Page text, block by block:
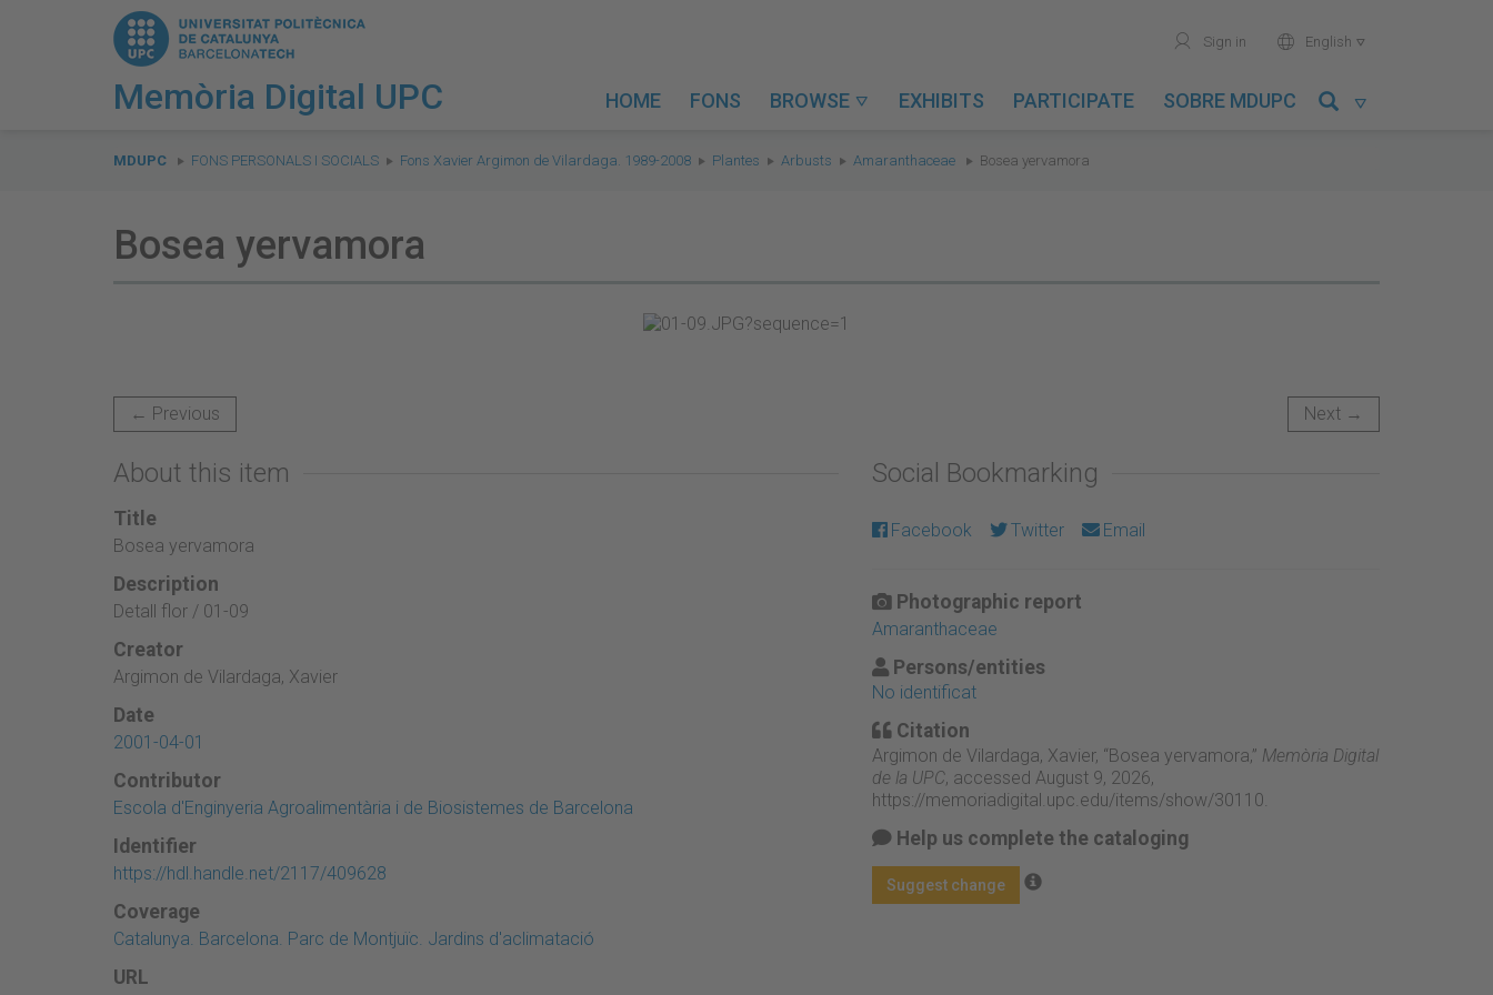
Memòria Digital UPC
user Sign in world English 
HOME FONS BROWSE  EXHIBITS PARTICIPATE SOBRE MDUPC 
are
MDUPC FONS PERSONALS I SOCIALS Fons Xavier Argimon de Vilardaga. 1989-2008 Plantes Arbusts Amaranthaceae Bosea yervamora
Bosea yervamora
← Previous Next →
About this item
Title
Bosea yervamora
Description
Detall flor / 01-09
Creator
Argimon de Vilardaga, Xavier
Date
2001-04-01
Contributor
Escola d'Enginyeria Agroalimentària i de Biosistemes de Barcelona
Identifier
https://hdl.handle.net/2117/409628
Coverage
Catalunya. Barcelona. Parc de Montjuïc. Jardins d'aclimatació
URL
Social Bookmarking
Facebook Twitter Email
Photographic report
Amaranthaceae
Persons/entities
No identificat
Citation
Argimon de Vilardaga, Xavier, “Bosea yervamora,” Memòria Digital
de la UPC, accessed August 9, 2026,
https://memoriadigital.upc.edu/items/show/30110
Help us complete the cataloging
Suggest change